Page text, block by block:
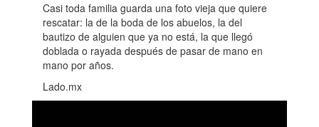
Casi toda familia guarda una foto vieja que quiere
rescatar: la de la boda de los abuelos, la del
bautizo de alguien que ya no está, la que llegó
doblada o rayada después de pasar de mano en
mano por años.
Lado.mx